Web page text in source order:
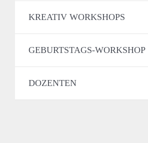
KREATIV WORKSHOPS
GEBURTSTAGS-WORKSHOP
DOZENTEN